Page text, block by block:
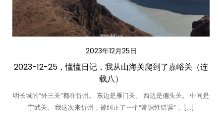
2023年12月25日
2023-12-25，懂懂日记，我从山海关爬到了嘉峪关（连
载八）
明长城的“外三关”都在忻州。 东边是雁门关。 西边是偏头关。 中间是
宁武关。 我这次来忻州，被纠正了一个“常识性错误”， […]